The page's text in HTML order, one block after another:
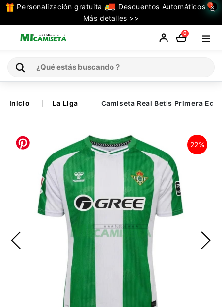
Personalización gratuita
Descuentos Automáticos
Más detalles >>
×
0
TODAS
LAS
CATEGORIAS
Retro
La Liga
Ligue 1
Serie A
Premier League
Inicio La Liga Camiseta Real Betis Primera
22%